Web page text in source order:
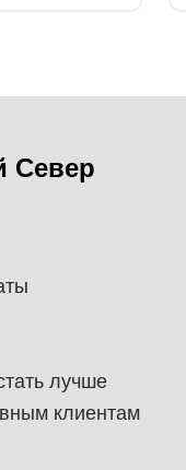
Север
лучше
клиентам